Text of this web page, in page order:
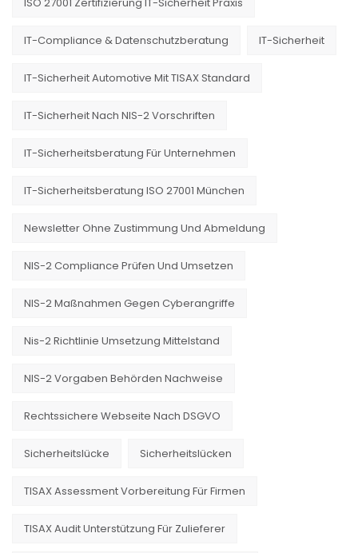
IT-Compliance & Datenschutzberatung IT-Sicherheit
IT-Sicherheit Automotive Mit TISAX Standard
IT-Sicherheit Nach NIS-2 Vorschriften
IT-Sicherheitsberatung Für Unternehmen
IT-Sicherheitsberatung ISO 27001 München
Newsletter Ohne Zustimmung Und Abmeldung
NIS-2 Compliance Prüfen Und Umsetzen
NIS-2 Maßnahmen Gegen Cyberangriffe
Nis-2 Richtlinie Umsetzung Mittelstand
NIS-2 Vorgaben Behörden Nachweise
Rechtssichere Webseite Nach DSGVO
Sicherheitslücke Sicherheitslücken
TISAX Assessment Vorbereitung Für Firmen
TISAX Audit Unterstützung Für Zulieferer